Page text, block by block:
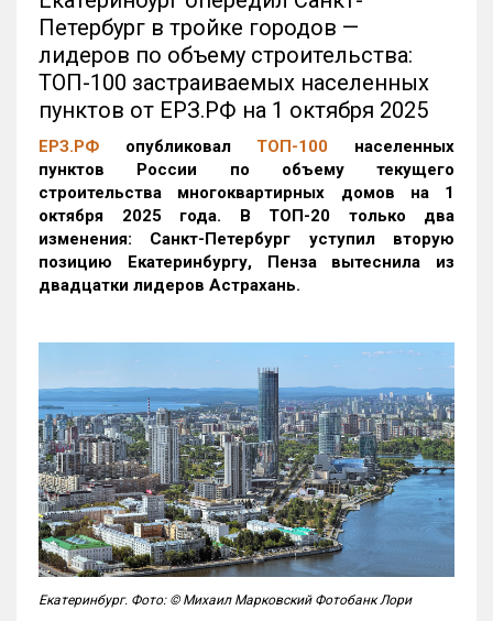
Петербург в тройке городов —
лидеров по объему строительства:
ТОП-100 застраиваемых населенных
пунктов от ЕРЗ.РФ на 1 октября 2025
ЕРЗ.РФ опубликовал ТОП-100 населенных
пунктов России по объему текущего
строительства многоквартирных домов на 1
октября 2025 года. В ТОП-20 только два
изменения: Санкт-Петербург уступил вторую
позицию Екатеринбургу, Пенза вытеснила из
двадцатки лидеров Астрахань.
Екатеринбург. Фото: © Михаил Марковский Фотобанк Лори